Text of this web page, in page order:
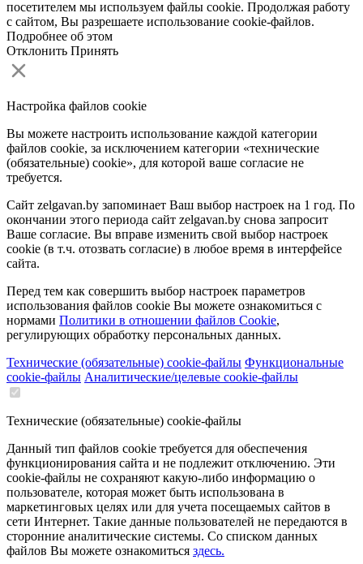
посетителем мы используем файлы cookie. Продолжая работу
с сайтом, Вы разрешаете использование cookie-файлов.
Подробнее об этом
Отклонить Принять
Настройка файлов cookie
Вы можете настроить использование каждой категории
файлов cookie, за исключением категории «технические
(обязательные) cookie», для которой ваше согласие не
требуется.
Сайт zelgavan.by запоминает Ваш выбор настроек на 1 год. По
окончании этого периода сайт zelgavan.by снова запросит
Ваше согласие. Вы вправе изменить свой выбор настроек
cookie (в т.ч. отозвать согласие) в любое время в интерфейсе
сайта.
Перед тем как совершить выбор настроек параметров
использования файлов cookie Вы можете ознакомиться с
нормами Политики в отношении файлов Cookie,
регулирующих обработку персональных данных.
Технические (обязательные) cookie-файлы Функциональные
cookie-файлы Аналитические/целевые cookie-файлы
Технические (обязательные) cookie-файлы
Данный тип файлов cookie требуется для обеспечения
функционирования сайта и не подлежит отключению. Эти
сookie-файлы не сохраняют какую-либо информацию о
пользователе, которая может быть использована в
маркетинговых целях или для учета посещаемых сайтов в
сети Интернет. Такие данные пользователей не передаются в
сторонние аналитические системы. Со списком данных
файлов Вы можете ознакомиться здесь.